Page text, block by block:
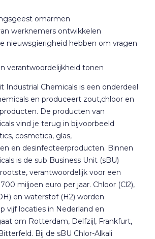
omarmen
werknemers ontwikkelen
nieuwsgierigheid hebben om vragen
verantwoordelijkheid tonen
Industrial Chemicals is een onderdeel
en produceert zout,chloor en
De producten van
vind je terug in bijvoorbeeld
cosmetica, glas,
en desinfecteerproducten. Binnen
is de sub Business Unit (sBU)
verantwoordelijk voor een
miljoen euro per jaar. Chloor (Cl2),
en waterstof (H2) worden
vijf locaties in Nederland en
om Rotterdam, Delfzijl, Frankfurt,
Bij de sBU Chlor-Alkali